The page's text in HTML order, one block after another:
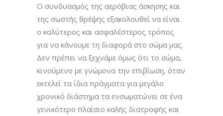
Ο συνδυασμός της αερόβιας άσκησης και
της σωστής θρέψης εξακολουθεί να είναι
ο καλύτερος και ασφαλέστερος τρόπος
για να κάνουμε τη διαφορά στο σώμα μας.
Δεν πρέπει να ξεχνάμε όμως ότι το σώμα,
κινούμενο με γνώμονα την επιβίωση, όταν
εκτελεί τα ίδια πράγματα για μεγάλο
χρονικό διάστημα τα ενσωματώνει σε ένα
γενικότερο πλαίσιο καλής διατροφής και